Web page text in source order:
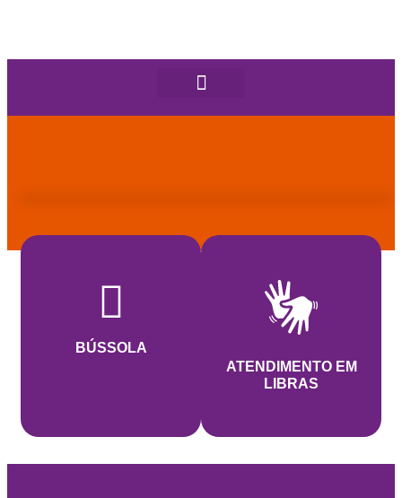
BÚSSOLA
ATENDIMENTO EM
LIBRAS